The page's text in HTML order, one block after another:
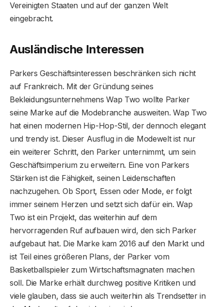
Vereinigten Staaten und auf der ganzen Welt
eingebracht.
Ausländische Interessen
Parkers Geschäftsinteressen beschränken sich nicht
auf Frankreich. Mit der Gründung seines
Bekleidungsunternehmens Wap Two wollte Parker
seine Marke auf die Modebranche ausweiten. Wap Two
hat einen modernen Hip-Hop-Stil, der dennoch elegant
und trendy ist. Dieser Ausflug in die Modewelt ist nur
ein weiterer Schritt, den Parker unternimmt, um sein
Geschäftsimperium zu erweitern. Eine von Parkers
Stärken ist die Fähigkeit, seinen Leidenschaften
nachzugehen. Ob Sport, Essen oder Mode, er folgt
immer seinem Herzen und setzt sich dafür ein. Wap
Two ist ein Projekt, das weiterhin auf dem
hervorragenden Ruf aufbauen wird, den sich Parker
aufgebaut hat. Die Marke kam 2016 auf den Markt und
ist Teil eines größeren Plans, der Parker vom
Basketballspieler zum Wirtschaftsmagnaten machen
soll. Die Marke erhält durchweg positive Kritiken und
viele glauben, dass sie auch weiterhin als Trendsetter in